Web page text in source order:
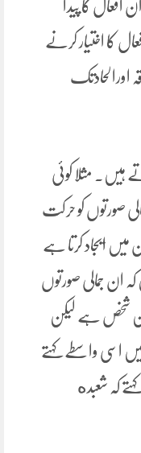
افعال کا پیدا
کا اختیار کرنے
اورالحادتک
مثلا کوئی
صورتوں کو حرکت
ایجاد کرتا ہے
کہ ان جمالی صورتوں
شخص ہے لیکن
اسی واسطے کہتے
کہ شعبده